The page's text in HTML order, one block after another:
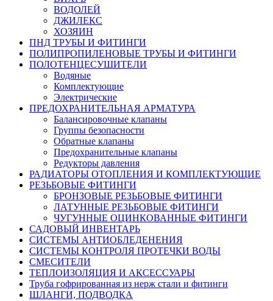
ВОДОЛЕЙ
ДЖИЛЕКС
ХОЗЯИН
ПНД ТРУБЫ И ФИТИНГИ
ПОЛИПРОПИЛЕНОВЫЕ ТРУБЫ И ФИТИНГИ
ПОЛОТЕНЦЕСУШИТЕЛИ
Водяные
Комплектующие
Электрические
ПРЕДОХРАНИТЕЛЬНАЯ АРМАТУРА
Балансировочные клапаны
Группы безопасности
Обратные клапаны
Предохранительные клапаны
Редукторы давления
РАДИАТОРЫ ОТОПЛЕНИЯ И КОМПЛЕКТУЮЩИЕ
РЕЗЬБОВЫЕ ФИТИНГИ
БРОНЗОВЫЕ РЕЗЬБОВЫЕ ФИТИНГИ
ЛАТУННЫЕ РЕЗЬБОВЫЕ ФИТИНГИ
ЧУГУННЫЕ ОЦИНКОВАННЫЕ ФИТИНГИ
САДОВЫЙ ИНВЕНТАРЬ
СИСТЕМЫ АНТИОБЛЕДЕНЕНИЯ
СИСТЕМЫ КОНТРОЛЯ ПРОТЕЧКИ ВОДЫ
СМЕСИТЕЛИ
ТЕПЛОИЗОЛЯЦИЯ И АКСЕССУАРЫ
Труба гофрированная из нерж стали и фитинги
ШЛАНГИ, ПОДВОДКА